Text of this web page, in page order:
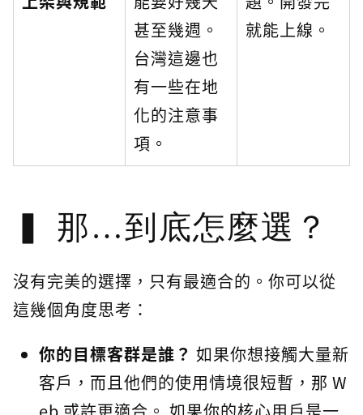
甚至幾週。
台灣這邊也
有一些在地
化的注意事
項。
就能上線。
那…到底怎麼選？
沒有完美的選擇，只有最適合的。你可以從
這幾個角度思考：
你的目標客群是誰？ 如果你想接觸大量新
客戶，而且他們的使用情境很短暫，那 W